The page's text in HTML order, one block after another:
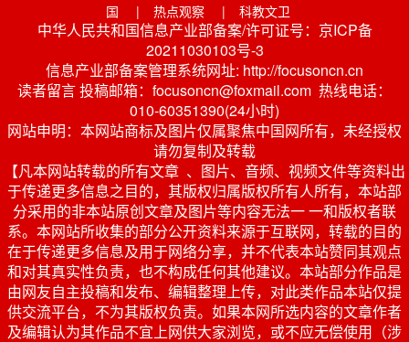
国
| 热点观察 | 科教文卫
中华人民共和国信息产业部备案/许可证号：京ICP备
20211030103号-3
信息产业部备案管理系统网址: http://focusoncn.cn
读者留言 投稿邮箱：focusoncn@foxmail.com 热线电话：
010-60351390(24小时)
网站申明：本网站商标及图片仅属聚焦中国网所有，未经授权
请勿复制及转载
【凡本网站转载的所有文章 、图片、音频、视频文件等资料出
于传递更多信息之目的，其版权归属版权所有人所有，本站部
分采用的非本站原创文章及图片等内容无法一 一和版权者联
系。本网站所收集的部分公开资料来源于互联网，转载的目的
在于传递更多信息及用于网络分享，并不代表本站赞同其观点
和对其真实性负责，也不构成任何其他建议。本站部分作品是
由网友自主投稿和发布、编辑整理上传，对此类作品本站仅提
供交流平台，不为其版权负责。如果本网所选内容的文章作者
及编辑认为其作品不宜上网供大家浏览，或不应无偿使用（涉